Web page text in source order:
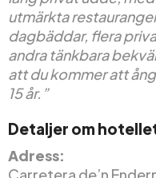
utmärkta
dagbäddar, flera
andra tänkbara
att du kommer att
15 år.”
Detaljer om
Adress:
Carretera de’n